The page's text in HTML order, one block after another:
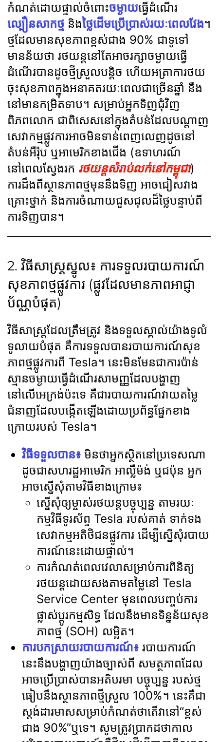
កំណត់ដោយផ្ទាល់ចំពោះចម្ងាយធ្វើដំណើរ
ល្បឿនសាកថ្ម និងថ្លៃដើមប្រើប្រាស់រយៈពេលវែង។
ថ្មដែលមានសុខភាពខ្ពស់ជាង 90% ជាទូទៅ
មានន័យថា រថយន្តនៅតែអាចរក្សាចម្ងាយធ្វើ
ដំណើរបានដូចថ្មីស្រួលបន្តិច ហើយអត្រាការថយ
ចុះសុខភាពក្នុងអនាគតរយៈពេលជាច្រើនឆ្នាំ នឹង
នៅមានកម្រិតទាប។ សម្រាប់អ្នកទិញជុំវិញ
ពិភពលោក ជាពិសេសនៅក្នុងតំបន់ដែលបណ្តាញ
សេវាកម្មផ្លូវការអាចមិនទាន់ពេញលេញដូចនៅ
តំបន់អឺរ៉ុប ឬអាមេរិកខាងជើង (ឧទាហរណ៍
នៅពេលស្វែងរក រថយន្តសំរាប់លក់នៅកម្ពុជា)
ការដឹងពីស្ថានភាពថ្មមុននឹងទិញ អាចជៀសវាង
គ្រោះថ្នាក់ និងការចំណាយជួសជុលដ៏ថ្លៃបន្ទាប់ពី
ការទិញបាន។
2. វិធីសាស្រ្តស្នូល៖ ការទទួលរបាយការណ៍
សុខភាពថ្មផ្លូវការ (ផ្លូវដែលមានភាពអាជ្ញា
ប័ណ្ណបំផុត)
វិធីសាស្រ្តដែលត្រឹមត្រូវ និងទទួលស្គាល់យ៉ាងទូលំ
ទូលាយបំផុត គឺការទទួលបានរបាយការណ៍សុខ
ភាពថ្មផ្លូវការពី Tesla។ នេះមិនមែនជាការប៉ាន់
ស្មានចម្ងាយធ្វើដំណើរសាមញ្ញដែលបង្ហាញ
នៅលើអេក្រង់ប៉ះទេ គឺជារបាយការណ៍វាយតម្លៃ
ជំនាញដែលបង្កើតឡើងដោយប្រព័ន្ធផ្នែកខាង
ក្រោយរបស់ Tesla។
វិធីទទួលបាន៖ មិនថាអ្នកស្ថិតនៅប្រទេសណា
ដូចជាសហរដ្ឋអាមេរិក អាល្លឺម៉ង់ ឬជប៉ុន អ្នក
អាចស្នើសុំតាមវិធីខាងក្រោម៖
ស្នើសុំឲ្យម្ចាស់រថយន្តបច្ចុប្បន្ន តាមរយៈ
កម្មវិធីទូរស័ព្ទ Tesla របស់គាត់ ទាក់ទង
សេវាកម្មអតិថិជនផ្លូវការ ដើម្បីស្នើសុំរបាយ
ការណ៍នេះដោយផ្ទាល់។
ការកំណត់ពេលវេលាសម្រាប់ការពិនិត្យ
រថយន្តដោយសងតាមតម្លៃនៅ Tesla
Service Center មុនពេលបញ្ចប់ការ
ផ្លាស់ប្តូរកម្មសិទ្ធ ដែលនឹងមានទិន្នន័យសុខ
ភាពថ្ម (SOH) លម្អិត។
ការបកស្រាយរបាយការណ៍៖ របាយការណ៍
នេះនឹងបង្ហាញយ៉ាងច្បាស់ពី សមត្ថភាពដែល
អាចប្រើប្រាស់បានអតិបរមា បច្ចុប្បន្ន របស់ថ្ម
ធៀបនឹងស្ថានភាពថ្មីស្រួល 100%។ នេះគឺជា
ស្តង់ដារមាសសម្រាប់កំណត់ថាតើវានៅ“ខ្ពស់
ជាង 90%”ឬទេ។ សូមត្រូវប្រាកដថាកាល